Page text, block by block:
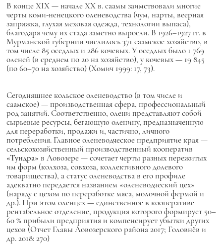
В конце XIX — начале XX в. саамы заимствовали многие
черты коми-ненецкого оленеводства (чум, нарты, веерная
запряжка, глухая меховая одежда, технологии выпаса),
благодаря чему их стада заметно выросли. В 1926–1927 гг. в
Мурманской губернии числилось 371 саамское хозяйство, в
том числе 85 оседлых и 286 кочевых. У оседлых было 1 769
оленей (в среднем по 20 на хозяйство), у кочевых — 19 845
(по 60–70 на хозяйство) (Хомич 1999: 17, 73).
Сегодняшнее кольское оленеводство (в том числе и
саамское) — производственная сфера, профессиональный
род занятий. Соответственно, олени представляют собой
сырьевые ресурсы, бегающую оленину, предназначенную
для переработки, продажи и, частично, личного
потребления. Главное оленеводческое предприятие края —
сельскохозяйственный производственный кооператив
«Тундра» в Ловозере — сочетает черты разных пережитых
им форм (колхоза, совхоза, коллективного долевого
товарищества), а статус оленеводства в его профиле
адекватно передается названием «оленеводческий цех»
(наряду с цехом по переработке мяса, молочной фермой и
др.). При этом оленцех — единственное в кооперативе
рентабельное отделение, продукция которого формирует 50–
60 % прибыли предприятия и компенсирует убытки других
цехов (Отчет Главы Ловозерского района 2017; Головнёв и
др. 2018: 270)